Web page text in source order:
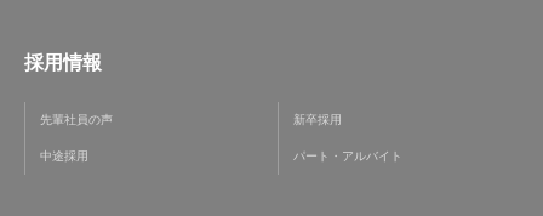
採用情報
先輩社員の声 新卒採用
中途採用 パート・アルバイト